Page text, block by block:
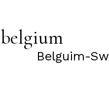
belgium
Belguim-